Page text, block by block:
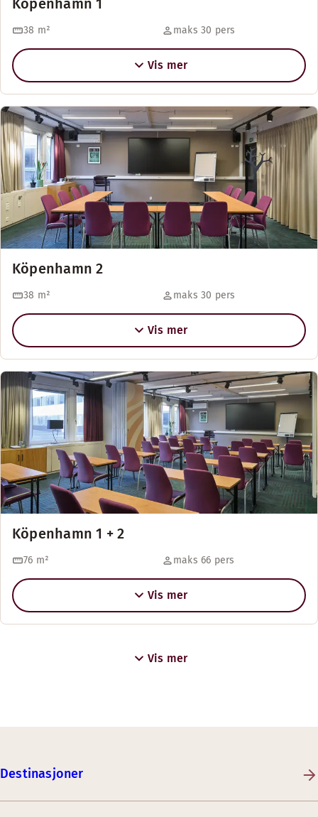
Köpenhamn 1
38 m² maks 30 pers
Vis mer
Köpenhamn 2
38 m² maks 30 pers
Vis mer
Köpenhamn 1 + 2
76 m² maks 66 pers
Vis mer
Vis mer
Destinasjoner